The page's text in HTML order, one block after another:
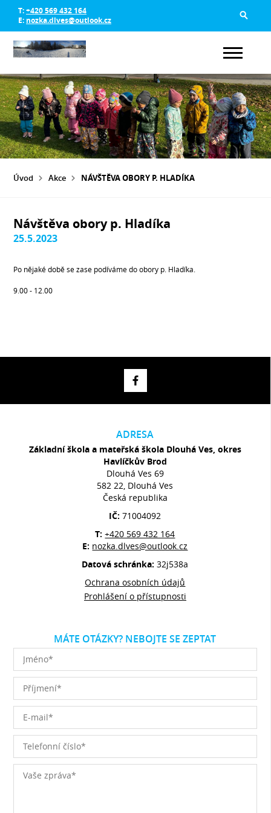
T:+420 569 432 164
E: nozka.dlves@outlook.cz
Úvod Akce NÁVŠTĚVA OBORY P. HLADÍKA
Návštěva obory p. Hladíka
25.5.2023
Po nějaké době se zase podíváme do obory p. Hladíka.
9.00 - 12.00
ADRESA
Základní škola a mateřská škola Dlouhá Ves, okres
Havlíčkův Brod
Dlouhá Ves 69
582 22, Dlouhá Ves
Česká republika
IČ:71004092
T:+420 569 432 164
E: nozka.dlves@outlook.cz
Datová schránka:32j538a
Ochrana osobních údajů
Prohlášení o přístupnosti
MÁTE OTÁZKY? NEBOJTE SE ZEPTAT